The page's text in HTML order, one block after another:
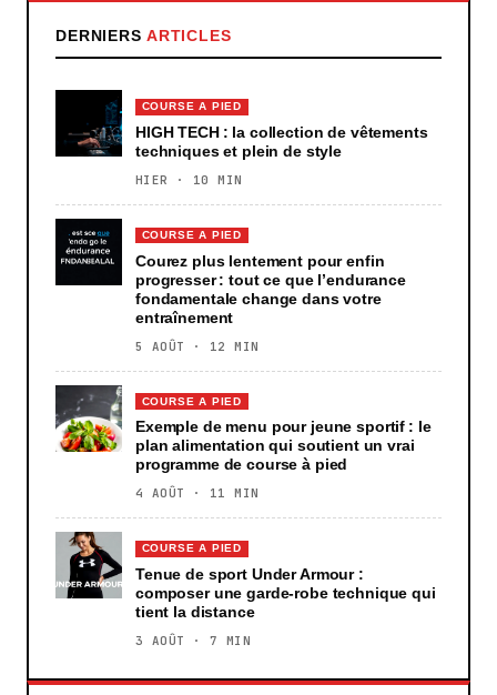
DERNIERS ARTICLES
COURSE A PIED
HIGH TECH : la collection de vêtements
techniques et plein de style
HIER · 10 MIN
COURSE A PIED
Courez plus lentement pour enfin
progresser : tout ce que l’endurance
fondamentale change dans votre
entraînement
5 AOÛT · 12 MIN
COURSE A PIED
Exemple de menu pour jeune sportif : le
plan alimentation qui soutient un vrai
programme de course à pied
4 AOÛT · 11 MIN
COURSE A PIED
Tenue de sport Under Armour :
composer une garde-robe technique qui
tient la distance
3 AOÛT · 7 MIN